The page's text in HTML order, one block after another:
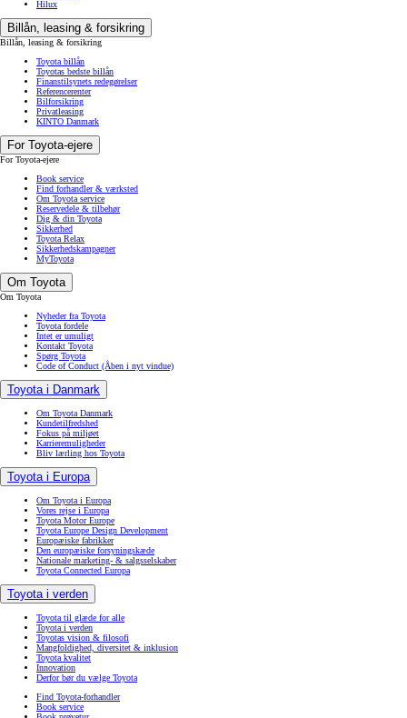
Hilux
Billån, leasing & forsikring
Billån, leasing & forsikring
Toyota billån
Toyotas bedste billån
Finanstilsynets redegørelser
Referencerenter
Bilforsikring
Privatleasing
KINTO Danmark
For Toyota-ejere
For Toyota-ejere
Book service
Find forhandler & værksted
Om Toyota service
Reservedele & tilbehør
Dig & din Toyota
Sikkerhed
Toyota Relax
Sikkerhedskampagner
MyToyota
Om Toyota
Om Toyota
Nyheder fra Toyota
Toyota fordele
Intet er umuligt
Kontakt Toyota
Spørg Toyota
Code of Conduct (Åben i nyt vindue)
Toyota i Danmark
Om Toyota Danmark
Kundetilfredshed
Fokus på miljøet
Karrieremuligheder
Bliv lærling hos Toyota
Toyota i Europa
Om Toyota i Europa
Vores rejse i Europa
Toyota Motor Europe
Toyota Europe Design Development
Europæiske fabrikker
Den europæiske forsyningskæde
Nationale marketing- & salgsselskaber
Toyota Connected Europa
Toyota i verden
Toyota til glæde for alle
Toyota i verden
Toyotas vision & filosofi
Mangfoldighed, diversitet & inklusion
Toyota kvalitet
Innovation
Derfor bør du vælge Toyota
Find Toyota-forhandler
Book service